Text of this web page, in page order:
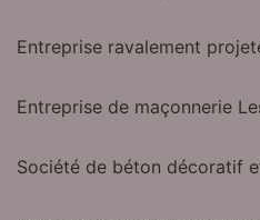
Entreprise ravalement
Entreprise de maçonnerie
Société de béton décoratif